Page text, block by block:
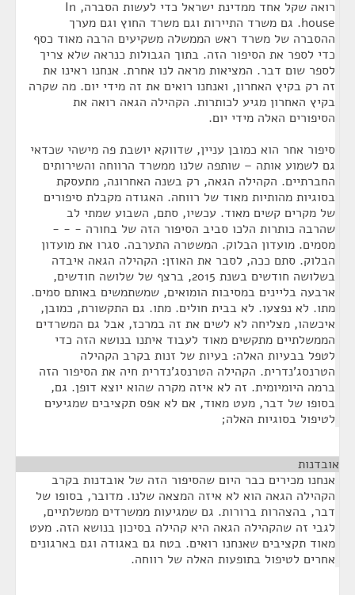
רואה שקל אחד ממדינת ישראל כדי לעשות הסברה, In
house. גם משרד התיירות וגם משרד החוץ וגם מערך
ההסברה של משרד ראש הממשלה משקיעים הרבה מאוד כסף
כדי לספר את הסיפור הזה. בתוך הגבולות כנראה שלא צריך
לספר שום דבר. המציאות מראה לנו אחרת. אנחנו ראינו את
זה רק בקיץ האחרון, ואנחנו רואים את זה מידי יום. מה שקרה
בקיץ האחרון מגיע לכותרות. הקהילה הגאה רואה את
הסיפורים האלה מידי יום.
סיפור אחר הוא כמובן עניין, שדווקא יושבת פה מישהי שכדאי
גם לשמוע אותה – שותפה שלנו ממשרד הרווחה והשירותים
החברתיים. הקהילה הגאה, רק בשנה האחרונה, מתעסקת
בסוגיות מהותיות מאוד של רווחה. האגודה מקבלת סיפורים
של מקרים קשים מאוד. עכשיו, סתם, השבוע שמתי לב
שהרבה כותרות הלכו סביב הסיפור הזה של בחורה - - -
מסמים. מועדון הבלוק. המשטרה התערבה. סגרו את מועדון
הבלוק. סתם ככה, לסבר את האוזן: הקהילה הגאה איבדה
בשלושה חודשים בשנת 2015, ברצף של שלושה חודשים,
ארבעה בליינים במסיבות הומואים, שמשתמשים באותם סמים.
מתו. לא נפצעו. לא בבית חולים. מתו. גם התקשורת, כמובן,
איכשהו, מצליחה לא לשים את זה במרכז, אבל גם המשרדים
הממשלתיים מתקשים מאוד לעבוד איתנו בנושא הזה כדי
לטפל בבעיות האלה: בעיות של זנות בקרב הקהילה
הטרנסג'נדרית. הקהילה הטרנסג'נדרית חיה את הסיפור הזה
ברמה היומיומית. זה לא איזה מקרה שהוא יוצא דופן. גם,
בסופו של דבר, מעט מאוד, אם לא אפס תקציבים שמגיעים
לטיפול בסוגיות האלה;
אובדנות
אנחנו מכירים כבר היום שהסיפור הזה של אובדנות בקרב
הקהילה הגאה הוא לא איזה המצאה שלנו. מדובר, בסופו של
דבר, בהצהרות ברורות. גם שמגיעות ממשרדים ממשלתיים,
לגבי זה שהקהילה הגאה היא קהילה בסיכון בנושא הזה. מעט
מאוד תקציבים שאנחנו רואים. בטח גם באגודה וגם בארגונים
אחרים לטיפול בתופעות האלה של רווחה.